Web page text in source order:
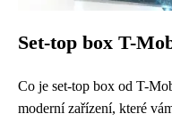
Set-top box T-
Co je set-top box od T-
moderní zařízení, které